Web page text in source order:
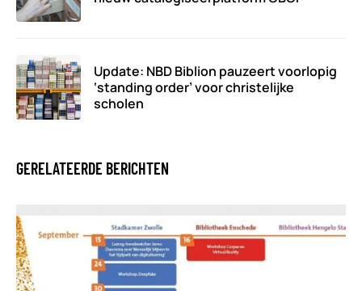
Update: NBD Biblion pauzeert voorlopig
‘standing order’ voor christelijke
scholen
GERELATEERDE BERICHTEN